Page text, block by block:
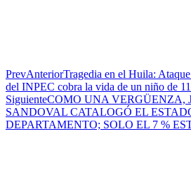
PrevAnteriorTragedia en el Huila:
del INPEC cobra la vida de un niño de
SiguienteCOMO UNA VERGÜENZA,
SANDOVAL CATALOGÓ EL
DEPARTAMENTO; SOLO EL 7 %